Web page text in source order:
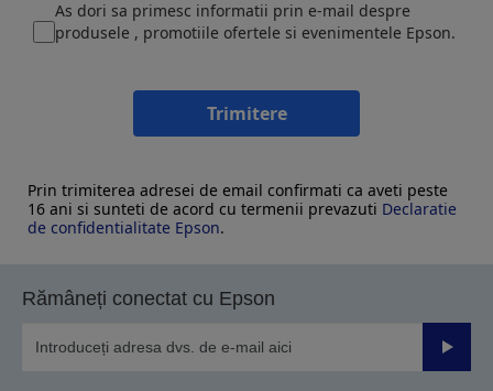
As dori sa primesc informatii prin e-mail despre
produsele , promotiile ofertele si evenimentele Epson.
Trimitere
Prin trimiterea adresei de email confirmati ca aveti peste
16 ani si sunteti de acord cu termenii prevazuti Declaratie
de confidentialitate Epson.
Rămâneți conectat cu Epson